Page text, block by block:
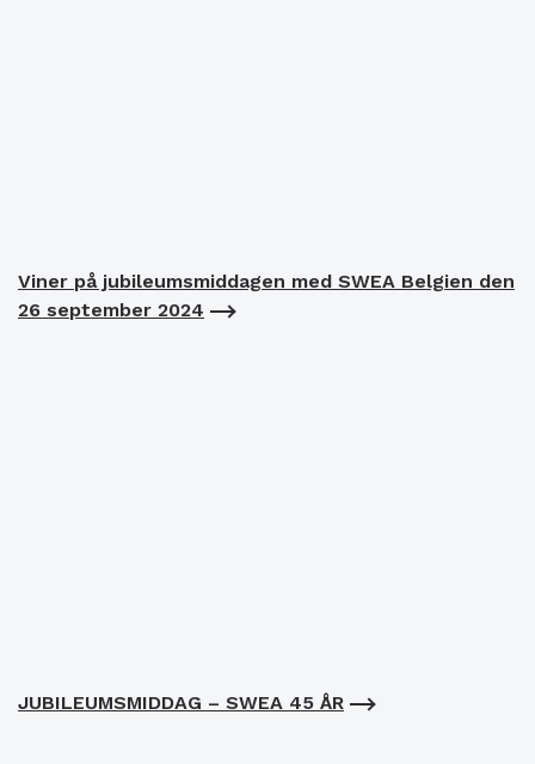
Viner på jubileumsmiddagen med SWEA Belgien den
26 september 2024
JUBILEUMSMIDDAG – SWEA 45 ÅR